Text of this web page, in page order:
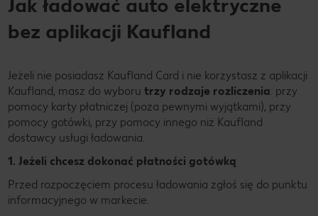
Jak ładować auto elektryczne
bez aplikacji Kaufland
Jeżeli nie posiadasz Kaufland Card i nie korzystasz z aplikacji
Kaufland, masz do wyboru trzy rodzaje rozliczenia: przy
pomocy karty płatniczej (poza pewnymi wyjątkami), przy
pomocy gotówki, przy pomocy innego niż Kaufland
dostawcy usługi ładowania.
1. Jeżeli chcesz dokonać płatności gotówką
Przed rozpoczęciem procesu ładowania zgłoś się do punktu
informacyjnego w markecie.